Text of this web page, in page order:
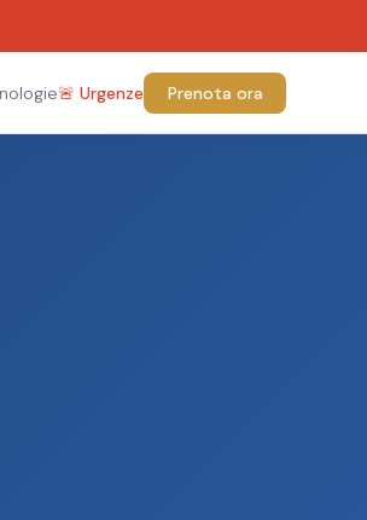
🚨 Urgenze Prenota ora